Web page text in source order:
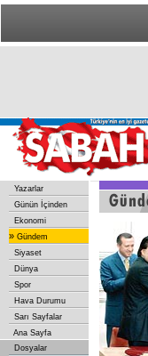
Yazarlar
Günün İçinden
Ekonomi
» Gündem
Siyaset
Dünya
Spor
Hava Durumu
Sarı Sayfalar
Ana Sayfa
Dosyalar